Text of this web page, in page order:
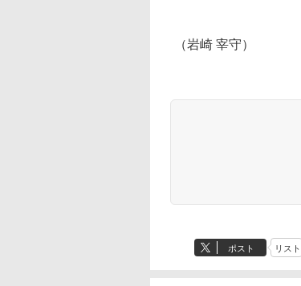
（岩崎 宰守）
ポスト リスト